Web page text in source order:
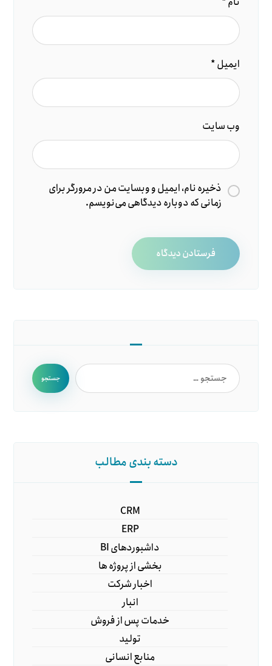
ایمیل*
وب‌ سایت
ذخیره نام، ایمیل و وبسایت من در مرورگر برای
زمانی که دوباره دیدگاهی می‌نویسم.
فرستادن دیدگاه
جستجو
دسته بندی مطالب
CRM
ERP
داشبوردهای BI
بخشی از پروژه ها
اخبار شرکت
انبار
خدمات پس از فروش
تولید
منابع انسانی